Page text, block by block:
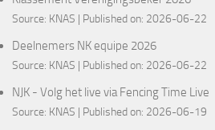
Source: KNAS Published on: 2026-06-22
Deelnemers NK equipe 2026
Source: KNAS Published on: 2026-06-22
NJK - Volg het live via Fencing Time Live
Source: KNAS Published on: 2026-06-19